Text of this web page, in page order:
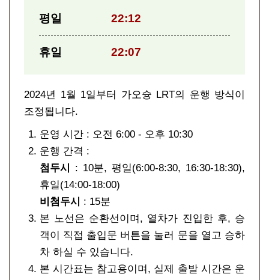
평일 22:12
휴일 22:07
2024년 1월 1일부터 가오슝 LRT의 운행 방식이
조정됩니다.
운영 시간 : 오전 6:00 - 오후 10:30
운행 간격 :
첨두시
: 10분, 평일(6:00-8:30, 16:30-18:30),
휴일(14:00-18:00)
비첨두시
: 15분
본 노선은 순환선이며, 열차가 진입한 후, 승
객이 직접 출입문 버튼을 눌러 문을 열고 승하
차 하실 수 있습니다.
본 시간표는 참고용이며, 실제 출발 시간은 운